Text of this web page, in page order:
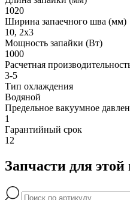
1020
Ширина запаечного шва (мм)
10, 2х3
Мощность запайки (Вт)
1000
Расчетная
3-5
Тип охлаждения
Водяной
Предельное вакуумное
1
Гарантийный срок
12
Запчасти для этой